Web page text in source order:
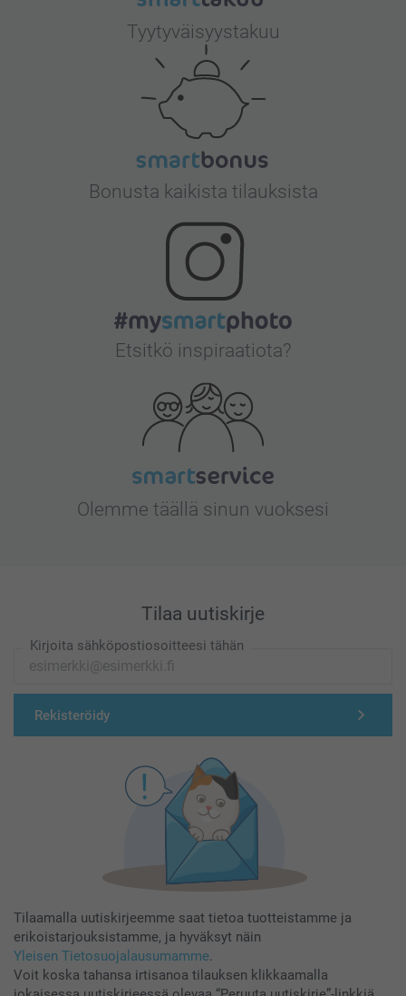
Tyytyväisyystakuu
Bonusta kaikista tilauksista
Etsitkö inspiraatiota?
Olemme täällä sinun vuoksesi
Tilaa uutiskirje
Kirjoita sähköpostiosoitteesi tähän
Rekisteröidy
Tilaamalla uutiskirjeemme saat tietoa tuotteistamme ja
erikoistarjouksistamme, ja hyväksyt näin
Yleisen Tietosuojalausumamme.
Voit koska tahansa irtisanoa tilauksen klikkaamalla